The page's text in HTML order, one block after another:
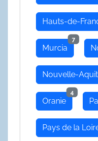
Hauts-de-
Murcia
7
Nouvelle-
Oranie
4
Pays de la